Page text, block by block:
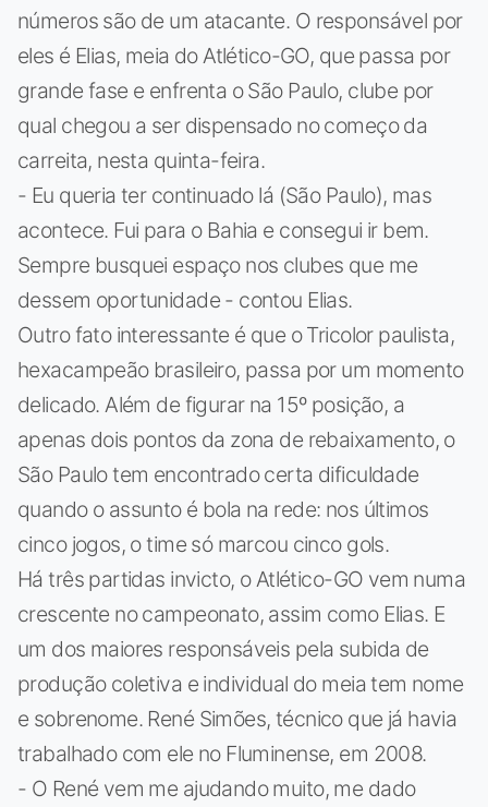
números são de um atacante. O responsável por
eles é Elias, meia do Atlético-GO, que passa por
grande fase e enfrenta o São Paulo, clube por
qual chegou a ser dispensado no começo da
carreita, nesta quinta-feira.
- Eu queria ter continuado lá (São Paulo), mas
acontece. Fui para o Bahia e consegui ir bem.
Sempre busquei espaço nos clubes que me
dessem oportunidade - contou Elias.
Outro fato interessante é que o Tricolor paulista,
hexacampeão brasileiro, passa por um momento
delicado. Além de figurar na 15º posição, a
apenas dois pontos da zona de rebaixamento, o
São Paulo tem encontrado certa dificuldade
quando o assunto é bola na rede: nos últimos
cinco jogos, o time só marcou cinco gols.
Há três partidas invicto, o Atlético-GO vem numa
crescente no campeonato, assim como Elias. E
um dos maiores responsáveis pela subida de
produção coletiva e individual do meia tem nome
e sobrenome. René Simões, técnico que já havia
trabalhado com ele no Fluminense, em 2008.
- O René vem me ajudando muito, me dado